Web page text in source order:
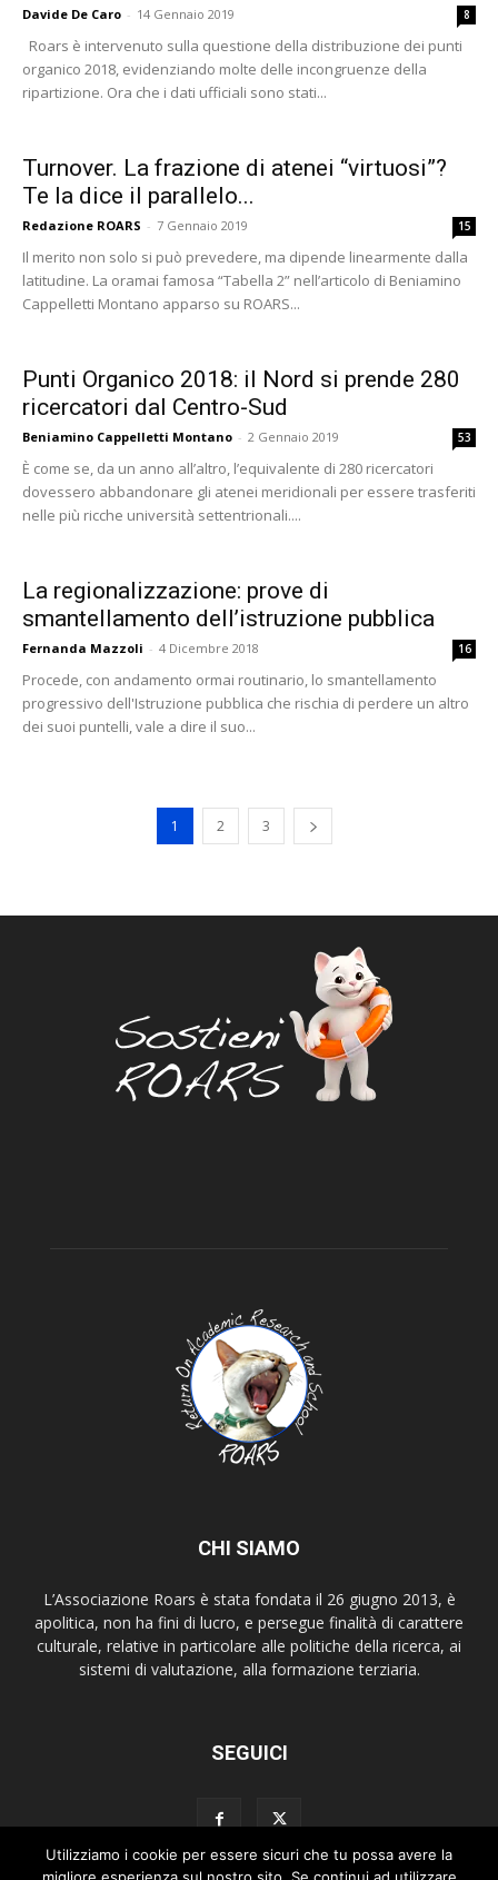
Davide De Caro - 14 Gennaio 2019 8
Roars è intervenuto sulla questione della distribuzione dei punti
organico 2018, evidenziando molte delle incongruenze della
ripartizione. Ora che i dati ufficiali sono stati...
Turnover. La frazione di atenei “virtuosi”?
Te la dice il parallelo...
Redazione ROARS - 7 Gennaio 2019 15
Il merito non solo si può prevedere, ma dipende linearmente dalla
latitudine. La oramai famosa “Tabella 2” nell’articolo di Beniamino
Cappelletti Montano apparso su ROARS...
Punti Organico 2018: il Nord si prende 280
ricercatori dal Centro-Sud
Beniamino Cappelletti Montano - 2 Gennaio 2019 53
È come se, da un anno all’altro, l’equivalente di 280 ricercatori
dovessero abbandonare gli atenei meridionali per essere trasferiti
nelle più ricche università settentrionali....
La regionalizzazione: prove di
smantellamento dell’istruzione pubblica
Fernanda Mazzoli - 4 Dicembre 2018 16
Procede, con andamento ormai routinario, lo smantellamento
progressivo dell'Istruzione pubblica che rischia di perdere un altro
dei suoi puntelli, vale a dire il suo...
1 2 3
CHI SIAMO
L’Associazione Roars è stata fondata il 26 giugno 2013, è
apolitica, non ha fini di lucro, e persegue finalità di carattere
culturale, relative in particolare alle politiche della ricerca, ai
sistemi di valutazione, alla formazione terziaria.
SEGUICI
Utilizziamo i cookie per essere sicuri che tu possa avere la